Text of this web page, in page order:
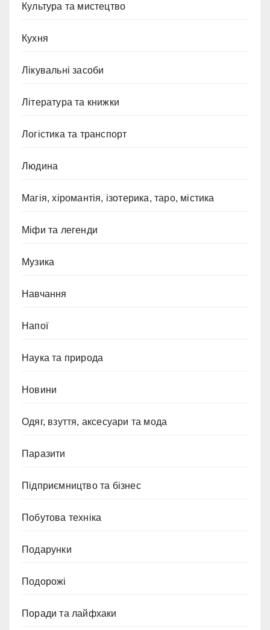
Культура та мистецтво
Кухня
Лікувальні засоби
Література та книжки
Логістика та транспорт
Людина
Магія, хіромантія, ізотерика, таро, містика
Міфи та легенди
Музика
Навчання
Напої
Наука та природа
Новини
Одяг, взуття, аксесуари та мода
Паразити
Підприємництво та бізнес
Побутова техніка
Подарунки
Подорожі
Поради та лайфхаки